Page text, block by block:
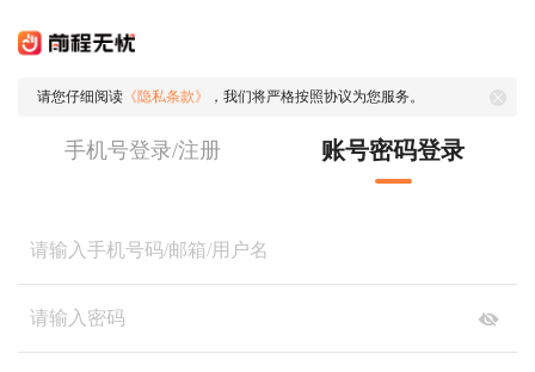
请您仔细阅读 《隐私条款》 ，我们将严格按照协议为您服务。
手机号登录/注册 账号密码登录